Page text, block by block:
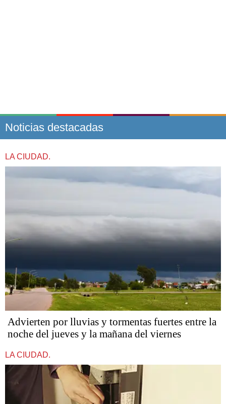
Noticias destacadas
LA CIUDAD.
Advierten por lluvias y tormentas fuertes entre la
noche del jueves y la mañana del viernes
LA CIUDAD.